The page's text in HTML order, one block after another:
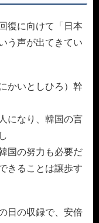
復に向けて「日本
う声が出てきてい
かいとしひろ）幹
になり、韓国の言
国の努力も必要だ
きることは譲歩す
日の収録で、安倍